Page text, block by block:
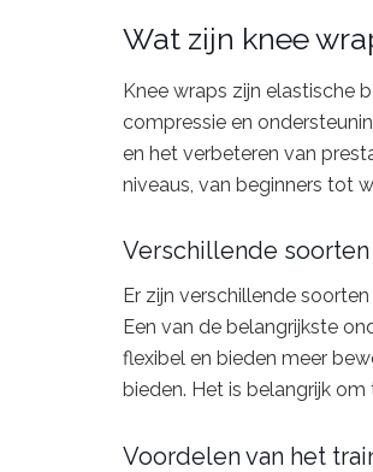
Wat zijn knee
Knee wraps zijn elastische
compressie en
en het verbeteren van
niveaus, van beginners tot
Verschillende
Er zijn verschillende
Een van de belangrijkste
flexibel en bieden meer
bieden. Het is belangrijk
Voordelen van het